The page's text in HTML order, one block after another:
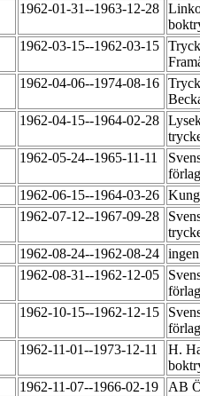
1962-01-31--1963-12-28
1962-03-15--1962-03-15
1962-04-06--1974-08-16
1962-04-15--1964-02-28
1962-05-24--1965-11-11
1962-06-15--1964-03-26
1962-07-12--1967-09-28
1962-08-24--1962-08-24
1962-08-31--1962-12-05
1962-10-15--1962-12-15
1962-11-01--1973-12-11
H.
1962-11-07--1966-02-19
AB